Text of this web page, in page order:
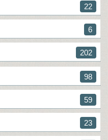
22
6
202
98
59
23